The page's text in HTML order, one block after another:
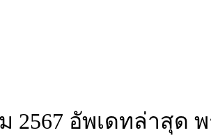
อัพเดทล่าสุด